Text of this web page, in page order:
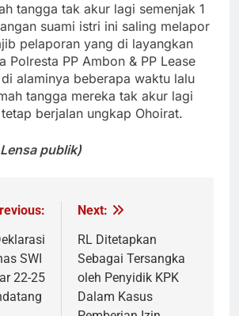
tangga tak akur lagi semenjak 1
suami istri ini saling melapor
pelaporan yang di layangkan
Polresta PP Ambon & PP Lease
alaminya beberapa waktu lalu
tangga mereka tak akur lagi
berjalan ungkap Ohoirat.
publik)
SWI
22-25
Next:
RL Ditetapkan
Sebagai Tersangka
oleh Penyidik KPK
Dalam Kasus